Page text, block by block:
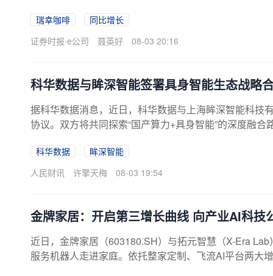
增长22.9%，达1.13亿，创历史新高。截至二季度末，
数已近5亿。第二季度，瑞幸咖啡自营门店收入115.64
瑞幸咖啡
同比增长
证券时报·e公司
聂英好 08-03 20:16
科华数据与眸深智能签署具身智能生态战略
据科华数据消息，近日，科华数据与上海眸深智能科技
协议。双方将共同探索“国产算力+具身智能”的深度融
科华数据
眸深智能
人民财讯
许擎天梅 08-03 19:54
金牌家居：开启第三增长曲线 向产业AI科技
近日，金牌家居（603180.SH）与拓元智慧（X-Era
服务机器人走进家庭。依托整家定制、飞流AI平台两大